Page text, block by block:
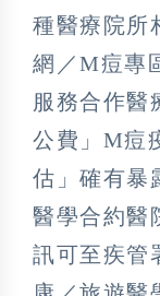
種醫療院所
網／M痘專
服務合作醫
公費」M痘
估」確有暴
醫學合約醫
訊可至疾管